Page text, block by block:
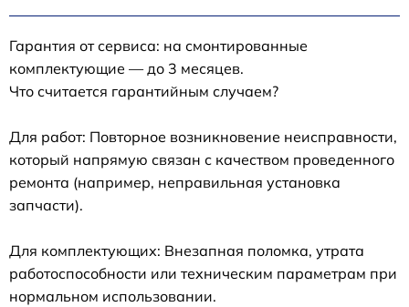
Гарантия от сервиса: на смонтированные
комплектующие — до 3 месяцев.
Что считается гарантийным случаем?
Для работ: Повторное возникновение неисправности,
который напрямую связан с качеством проведенного
ремонта (например, неправильная установка
запчасти).
Для комплектующих: Внезапная поломка, утрата
работоспособности или техническим параметрам при
нормальном использовании.